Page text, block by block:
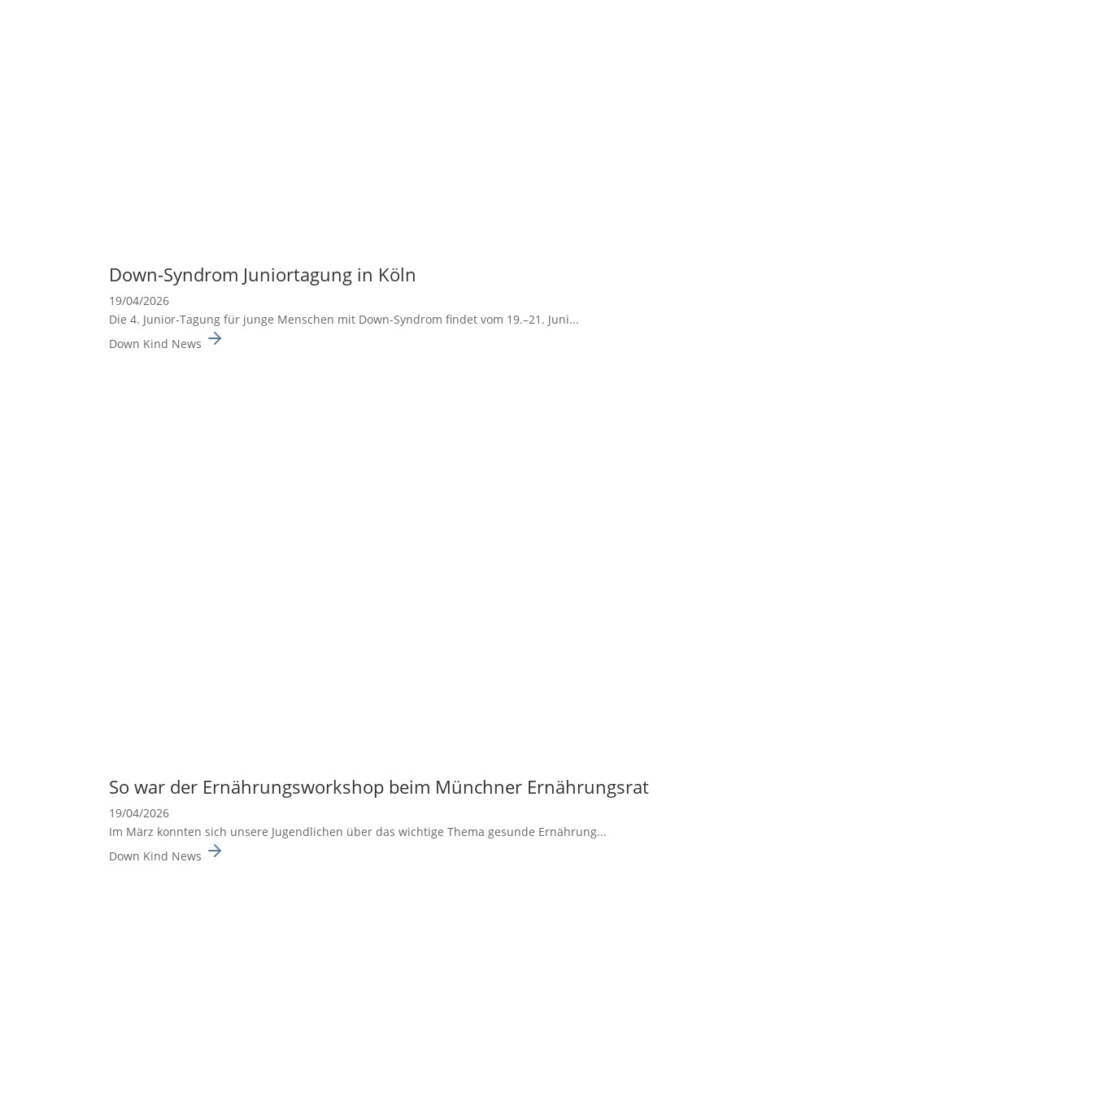
Down-Syndrom Junior­ta­gung in Köln
19/04/2026
Die 4. Junior-Tagung für junge Menschen mit Down-Syndrom findet vom 19.–21. Juni...
Down Kind News
So war der Ernäh­rungs­work­shop beim Münchner Ernäh­rungsrat
19/04/2026
Im März konnten sich unsere Jugend­li­chen über das wichtige Thema gesunde Ernäh­rung...
Down Kind News